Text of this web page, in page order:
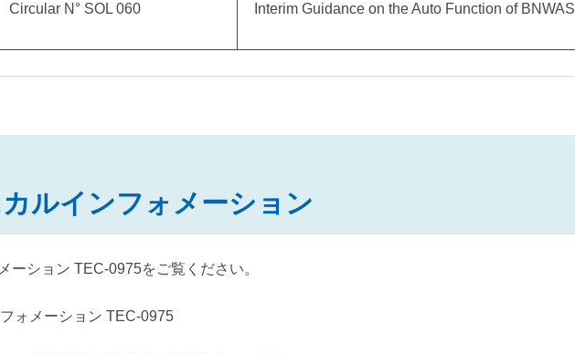
Circular N° SOL 060 Interim Guidance on the Auto Function of BNWAS
ルインフォメーション
ーション TEC-0975をご覧ください。
ォメーション TEC-0975